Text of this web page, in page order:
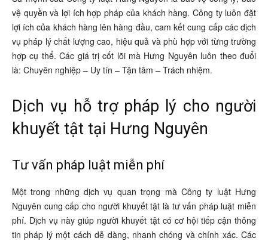
vệ quyền và lợi ích hợp pháp của khách hàng. Công ty luôn đặt
lợi ích của khách hàng lên hàng đầu, cam kết cung cấp các dịch
vụ pháp lý chất lượng cao, hiệu quả và phù hợp với từng trường
hợp cụ thể. Các giá trị cốt lõi mà Hưng Nguyên luôn theo đuổi
là: Chuyên nghiệp – Uy tín – Tận tâm – Trách nhiệm.
Dịch vụ hỗ trợ pháp lý cho người
khuyết tật tại Hưng Nguyên
Tư vấn pháp luật miễn phí
Một trong những dịch vụ quan trọng mà Công ty luật Hưng
Nguyên cung cấp cho người khuyết tật là tư vấn pháp luật miễn
phí. Dịch vụ này giúp người khuyết tật có cơ hội tiếp cận thông
tin pháp lý một cách dễ dàng, nhanh chóng và chính xác. Các